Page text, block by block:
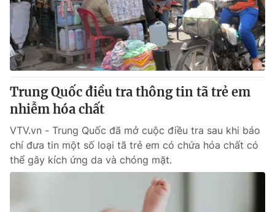
Sản phẩm
Thị trường
Tư vấn
Lịch phát sóng
Chuyên mục khác
Emagazine Podcast
Photo Infographic
Video Shorts video
VTV Money VTV Thể thao
Trung Quốc điều tra thông tin tã trẻ em
nhiễm hóa chất
VTV.vn - Trung Quốc đã mở cuộc điều tra sau khi báo
chí đưa tin một số loại tã trẻ em có chứa hóa chất có
thể gây kích ứng da và chóng mặt.